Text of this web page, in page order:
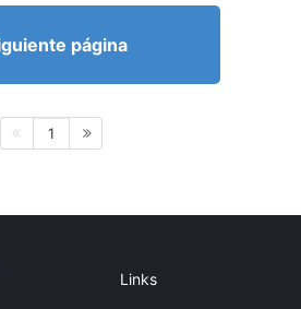
página
1
Links